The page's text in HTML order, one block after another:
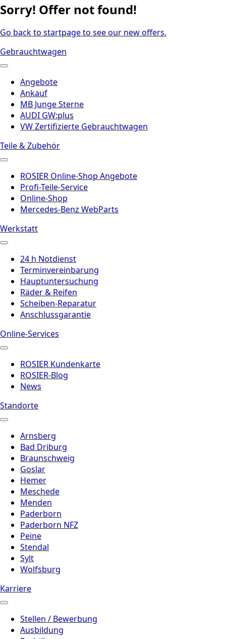
Sorry! Offer not found!
Go back to startpage to see our new offers.
Gebrauchtwagen
Angebote
Ankauf
MB Junge Sterne
AUDI GW:plus
VW Zertifizierte Gebrauchtwagen
Teile & Zubehör
ROSIER Online-Shop Angebote
Profi-Teile-Service
Online-Shop
Mercedes-Benz WebParts
Werkstatt
24 h Notdienst
Terminvereinbarung
Hauptuntersuchung
Räder & Reifen
Scheiben-Reparatur
Anschlussgarantie
Online-Services
ROSIER Kundenkarte
ROSIER-Blog
News
Standorte
Arnsberg
Bad Driburg
Braunschweig
Goslar
Hemer
Meschede
Menden
Paderborn
Paderborn NFZ
Peine
Stendal
Sylt
Wolfsburg
Karriere
Stellen / Bewerbung
Ausbildung